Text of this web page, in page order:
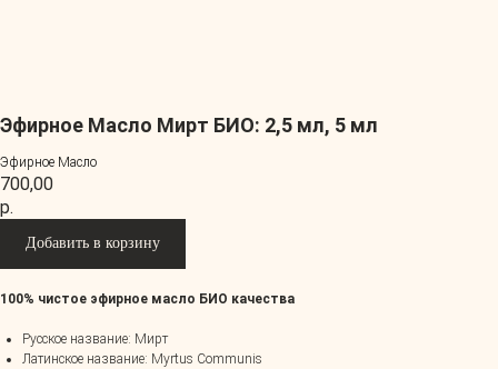
Эфирное Масло Мирт БИО: 2,5 мл, 5 мл
Эфирное Масло
700,00
р.
Добавить в корзину
100% чистое эфирное масло БИО качества
Русское название: Мирт
Латинское название: Myrtus Communis